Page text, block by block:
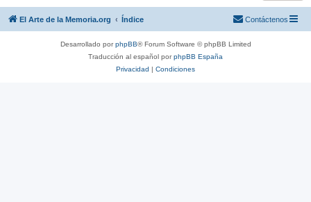
El Arte de la Memoria.org Índice Contáctenos
Desarrollado porphpBB® Forum Software © phpBB Limited
Traducción al español porphpBB España
Privacidad | Condiciones